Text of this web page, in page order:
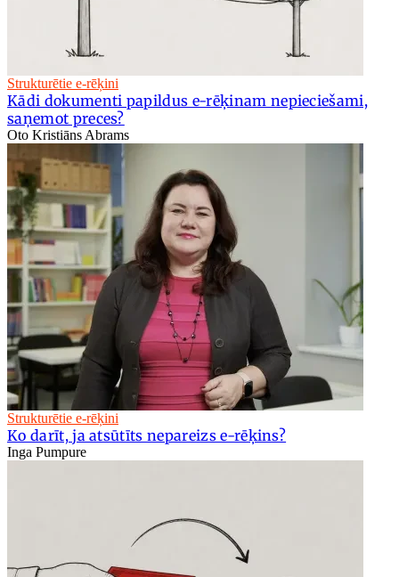
Strukturētie e-rēķini
Kādi dokumenti papildus e-rēķinam nepieciešami,
saņemot preces?
Oto Kristiāns Abrams
Strukturētie e-rēķini
Ko darīt, ja atsūtīts nepareizs e-rēķins?
Inga Pumpure